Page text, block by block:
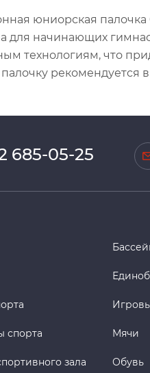
юниорская
для начинающих
технологиям, что
рекомендуется
685-05-25
спорта Мячи
зала Обувь